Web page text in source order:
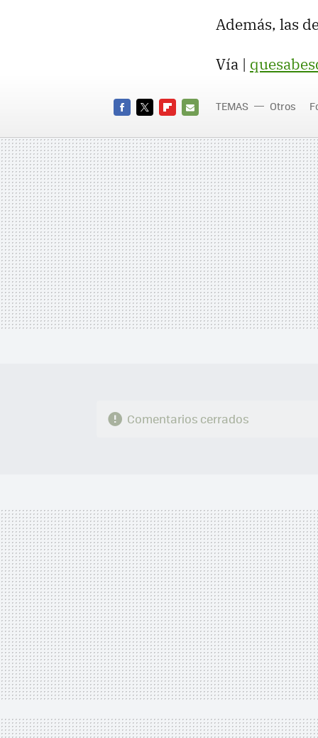
Además, las
Vía |
MAIL
TEMAS Otros
Comentarios cerrados